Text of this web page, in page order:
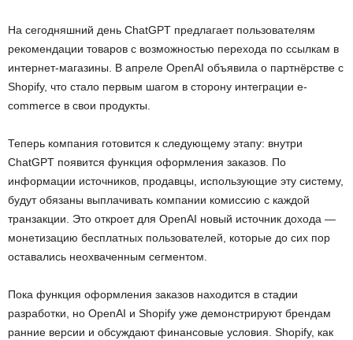
На сегодняшний день ChatGPT предлагает пользователям
рекомендации товаров с возможностью перехода по ссылкам в
интернет-магазины. В апреле OpenAI объявила о партнёрстве с
Shopify, что стало первым шагом в сторону интеграции e-
commerce в свои продукты.
Теперь компания готовится к следующему этапу: внутри
ChatGPT появится функция оформления заказов. По
информации источников, продавцы, использующие эту систему,
будут обязаны выплачивать компании комиссию с каждой
транзакции. Это откроет для OpenAI новый источник дохода —
монетизацию бесплатных пользователей, которые до сих пор
оставались неохваченным сегментом.
Пока функция оформления заказов находится в стадии
разработки, но OpenAI и Shopify уже демонстрируют брендам
ранние версии и обсуждают финансовые условия. Shopify, как